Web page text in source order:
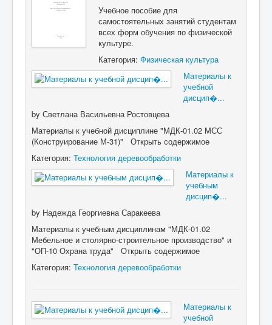
Учебное пособие для
самостоятельных занятий студентам
всех форм обучения по физической
культуре.
Категория: Физическая культура
Материалы к
учебной
дисцип�...
by Светлана Васильевна Ростовцева
Материалы к учебной дисциплине "МДК-01.02 МСС
(Конструирование М-31)" Открыть содержимое
Категория: Технология деревообработки
Материалы к
учебным
дисцип�...
by Надежда Георгиевна Саракеева
Материалы к учебным дисциплинам "МДК-01.02
Мебельное и столярно-строительное производство" и
"ОП-10 Охрана труда" Открыть содержимое
Категория: Технология деревообработки
Материалы к
учебной